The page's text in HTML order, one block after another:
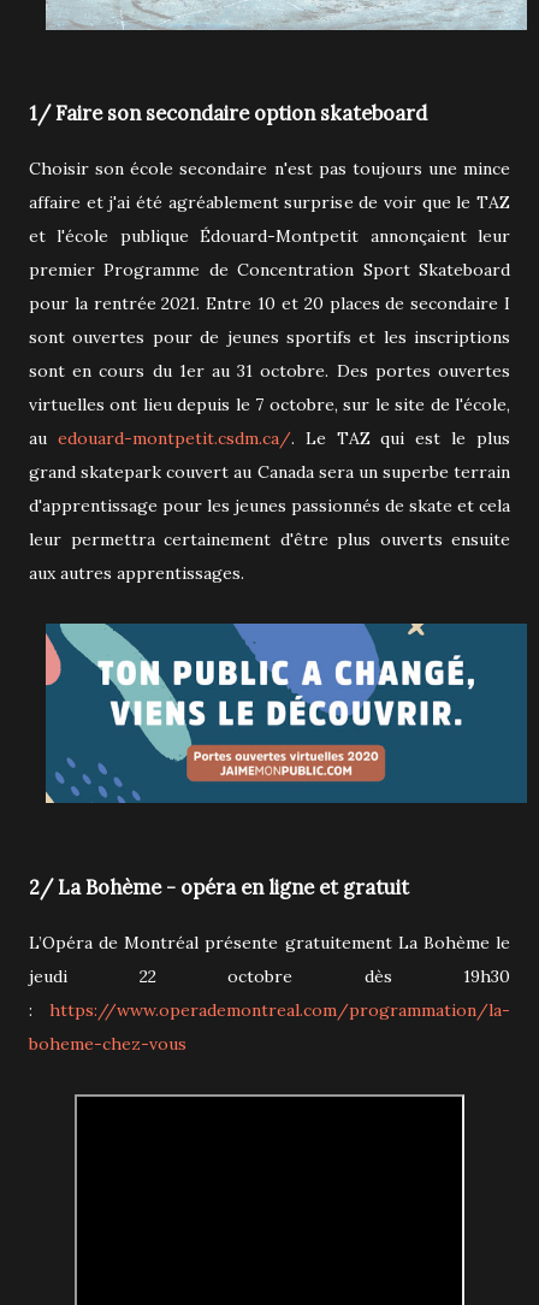
1/ Faire son secondaire option skateboard
Choisir son école secondaire n'est pas toujours une mince
affaire et j'ai été agréablement surprise de voir que le TAZ
et l'école publique Édouard-Montpetit annonçaient leur
premier Programme de Concentration Sport Skateboard
pour la rentrée 2021. Entre 10 et 20 places de secondaire I
sont ouvertes pour de jeunes sportifs et les inscriptions
sont en cours du 1er au 31 octobre. Des portes ouvertes
virtuelles ont lieu depuis le 7 octobre, sur le site de l'école,
au edouard-montpetit.csdm.ca/. Le TAZ qui est le plus
grand skatepark couvert au Canada sera un superbe terrain
d'apprentissage pour les jeunes passionnés de skate et cela
leur permettra certainement d'être plus ouverts ensuite
aux autres apprentissages.
2/ La Bohème - opéra en ligne et gratuit
L’Opéra de Montréal présente gratuitement La Bohème le
jeudi 22 octobre dès 19h30
: https://www.operademontreal.com/programmation/la-
boheme-chez-vous